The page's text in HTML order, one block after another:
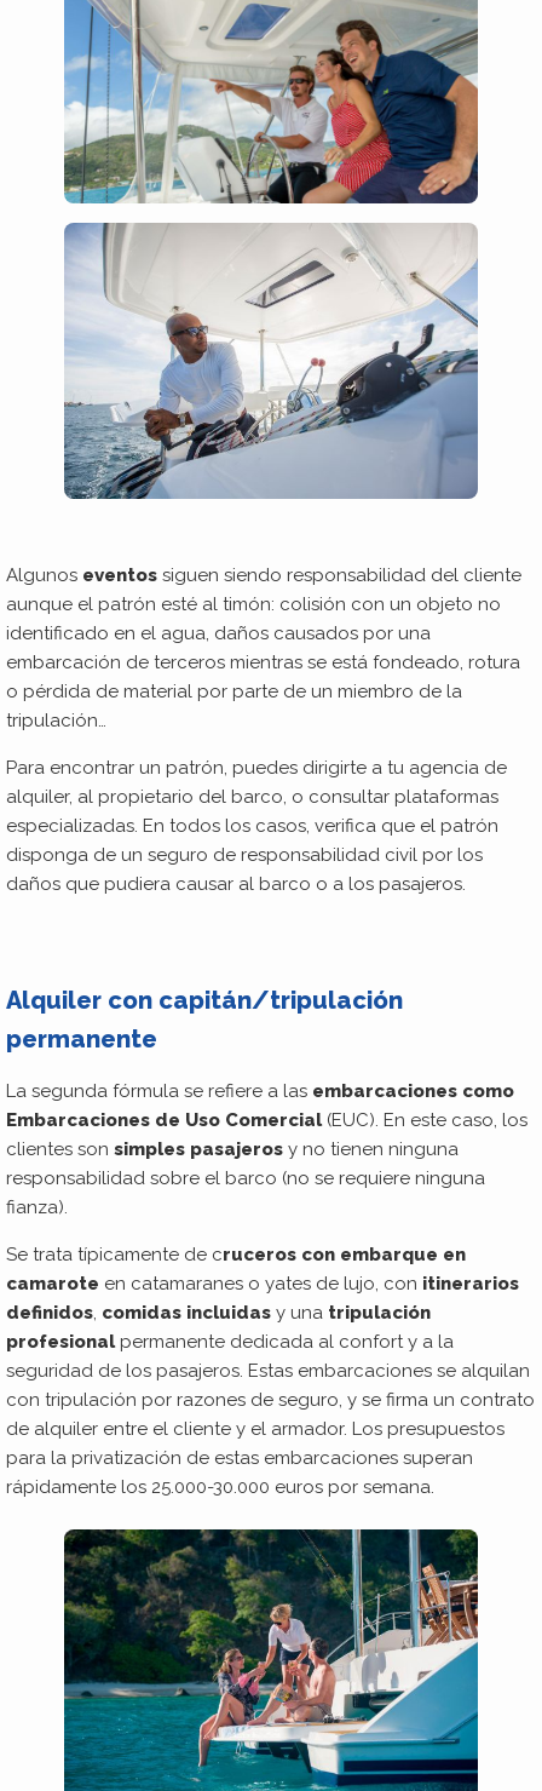
Algunos eventos siguen siendo responsabilidad del cliente
aunque el patrón esté al timón: colisión con un objeto no
identificado en el agua, daños causados por una
embarcación de terceros mientras se está fondeado, rotura
o pérdida de material por parte de un miembro de la
tripulación…
Para encontrar un patrón, puedes dirigirte a tu agencia de
alquiler, al propietario del barco, o consultar plataformas
especializadas. En todos los casos, verifica que el patrón
disponga de un seguro de responsabilidad civil por los
daños que pudiera causar al barco o a los pasajeros.
Alquiler con capitán/tripulación
permanente
La segunda fórmula se refiere a las embarcaciones como
Embarcaciones de Uso Comercial(EUC). En este caso, los
clientes son simples pasajeros y no tienen ninguna
responsabilidad sobre el barco (no se requiere ninguna
fianza).
Se trata típicamente de cruceros con embarque en
camarote en catamaranes o yates de lujo, con itinerarios
definidos comidas incluidas y una tripulación
profesionalpermanente dedicada al confort y a la
seguridad de los pasajeros. Estas embarcaciones se alquilan
con tripulación por razones de seguro, y se firma un contrato
de alquiler entre el cliente y el armador. Los presupuestos
para la privatización de estas embarcaciones superan
rápidamente los 25.000-30.000 euros por semana.